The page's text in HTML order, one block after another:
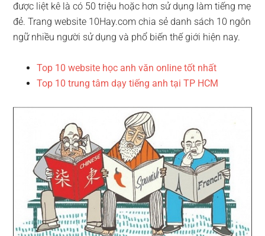
được liệt kê là có 50 triệu hoặc hơn sử dụng làm tiếng mẹ
đẻ. Trang website 10Hay.com chia sẻ danh sách 10 ngôn
ngữ nhiều người sử dụng và phổ biến thế giới hiện nay.
Top 10 website học anh văn online tốt nhất
Top 10 trung tâm dạy tiếng anh tại TP HCM